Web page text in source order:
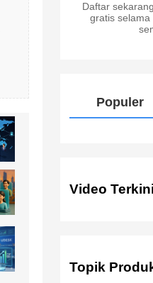
Daftar
gratis
Populer
Video Terkini
Topik